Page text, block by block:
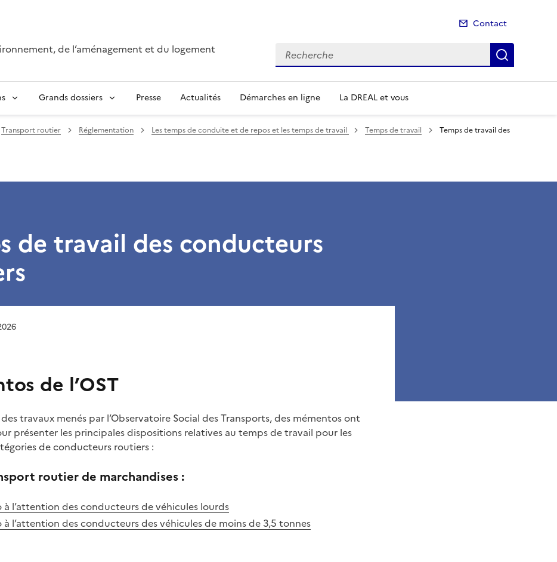
de l’aménagement et du logement
Contact
Recherche
Grands dossiers Presse Actualités Démarches en ligne La DREAL et vous
Transport routier Réglementation Les temps de conduite et de repos et les temps de travail Temps de travail
Temps de travail des
de travail des conducteurs
de l’OST
travaux menés par l’Observatoire Social des Transports, des mémentos ont
présenter les principales dispositions relatives au temps de travail pour les
de conducteurs routiers :
routier de marchandises :
à l’attention des conducteurs de véhicules lourds
à l’attention des conducteurs des véhicules de moins de 3,5 tonnes